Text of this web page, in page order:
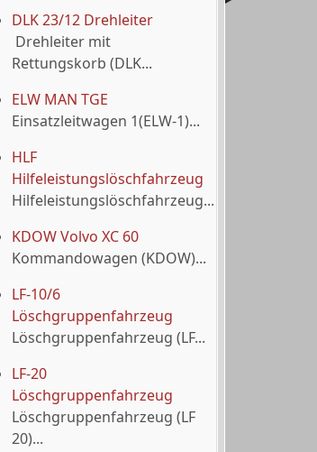
DLK 23/12 Drehleiter
Drehleiter mit
Rettungskorb (DLK...
ELW MAN TGE
Einsatzleitwagen 1(ELW-1)...
HLF
Hilfeleistungslöschfahrzeug
Hilfeleistungslöschfahrzeug...
KDOW Volvo XC 60
Kommandowagen (KDOW)...
LF-10/6
Löschgruppenfahrzeug
Löschgruppenfahrzeug (LF...
LF-20
Löschgruppenfahrzeug
Löschgruppenfahrzeug (LF
20)...